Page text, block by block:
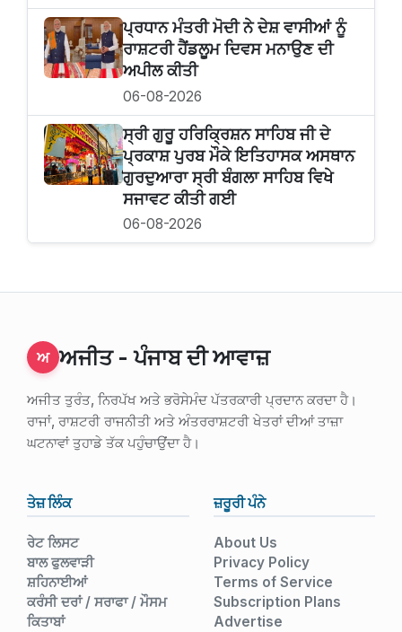
ਪ੍ਰਧਾਨ ਮੰਤਰੀ ਮੋਦੀ ਨੇ ਦੇਸ਼ ਵਾਸੀਆਂ ਨੂੰ
ਰਾਸ਼ਟਰੀ ਹੈਂਡਲੂਮ ਦਿਵਸ ਮਨਾਉਣ ਦੀ
ਅਪੀਲ ਕੀਤੀ
06-08-2026
ਸ੍ਰੀ ਗੁਰੂ ਹਰਿਕ੍ਰਿਸ਼ਨ ਸਾਹਿਬ ਜੀ ਦੇ
ਪ੍ਰਕਾਸ਼ ਪੁਰਬ ਮੌਕੇ ਇਤਿਹਾਸਕ ਅਸਥਾਨ
ਗੁਰਦੁਆਰਾ ਸ੍ਰੀ ਬੰਗਲਾ ਸਾਹਿਬ ਵਿਖੇ
ਸਜਾਵਟ ਕੀਤੀ ਗਈ
06-08-2026
ਅ ਅਜੀਤ - ਪੰਜਾਬ ਦੀ ਆਵਾਜ਼
ਅਜੀਤ ਤੁਰੰਤ, ਨਿਰਪੱਖ ਅਤੇ ਭਰੋਸੇਮੰਦ ਪੱਤਰਕਾਰੀ ਪ੍ਰਦਾਨ ਕਰਦਾ ਹੈ।
ਰਾਜਾਂ, ਰਾਸ਼ਟਰੀ ਰਾਜਨੀਤੀ ਅਤੇ ਅੰਤਰਰਾਸ਼ਟਰੀ ਖੇਤਰਾਂ ਦੀਆਂ ਤਾਜ਼ਾ
ਘਟਨਾਵਾਂ ਤੁਹਾਡੇ ਤੱਕ ਪਹੁੰਚਾਉਂਦਾ ਹੈ।
ਤੇਜ਼ ਲਿੰਕ
ਰੇਟ ਲਿਸਟ
ਬਾਲ ਫੁਲਵਾੜੀ
ਸ਼ਹਿਨਾਈਆਂ
ਕਰੰਸੀ ਦਰਾਂ / ਸਰਾਫਾ / ਮੌਸਮ
ਕਿਤਾਬਾਂ
ਜ਼ਰੂਰੀ ਪੰਨੇ
About Us
Privacy Policy
Terms of Service
Subscription Plans
Advertise